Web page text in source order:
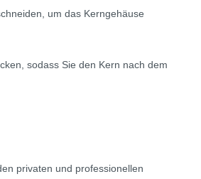
um das Kerngehäuse
sodass Sie den Kern nach dem
privaten und professionellen